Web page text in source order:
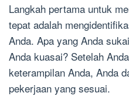
Langkah pertama untuk
tepat adalah
Anda. Apa yang Anda
Anda kuasai? Setelah
keterampilan Anda, Anda
pekerjaan yang sesuai.